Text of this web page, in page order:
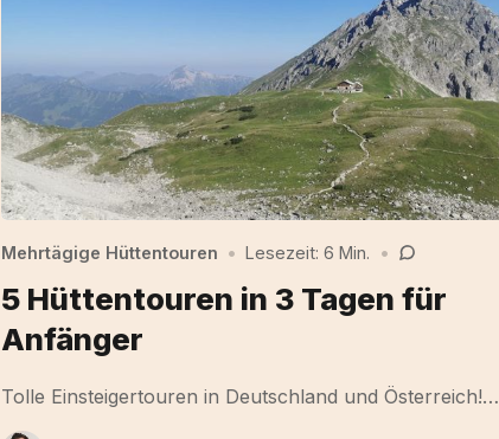
Mehrtägige Hüttentouren • Lesezeit: 6 Min. •
5 Hüttentouren in 3 Tagen für
Anfänger
Tolle Einsteigertouren in Deutschland und Österreich!…